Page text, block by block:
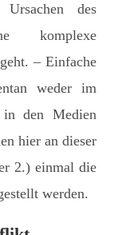
des
komplexe
– Einfache
weder im
in den Medien
hier an dieser
2.) einmal die
werden.